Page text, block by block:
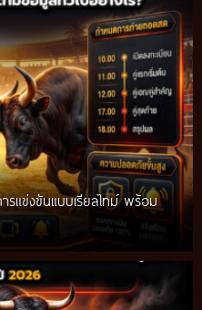
รแข่งขันแบบเรียลไทม์ พร้อม